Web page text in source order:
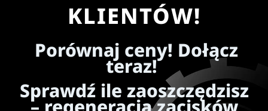
KLIENTÓW!
Porównaj ceny! Dołącz
teraz!
Sprawdź ile zaoszczędzisz